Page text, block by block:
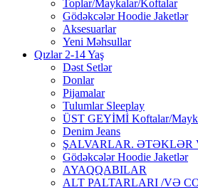
Toplar/Maykalar/Koftalar
Gödəkcələr Hoodie Jaketlər
Aksesuarlar
Yeni Məhsullar
Qızlar 2-14 Yaş
Dəst Setlər
Donlar
Pijamalar
Tulumlar Sleeplay
ÜST GEYİMİ Koftalar/
Denim Jeans
ŞALVARLAR. ƏTƏKLƏR
Gödəkcələr Hoodie Jaketlər
AYAQQABILAR
ALT PALTARLARI /VƏ